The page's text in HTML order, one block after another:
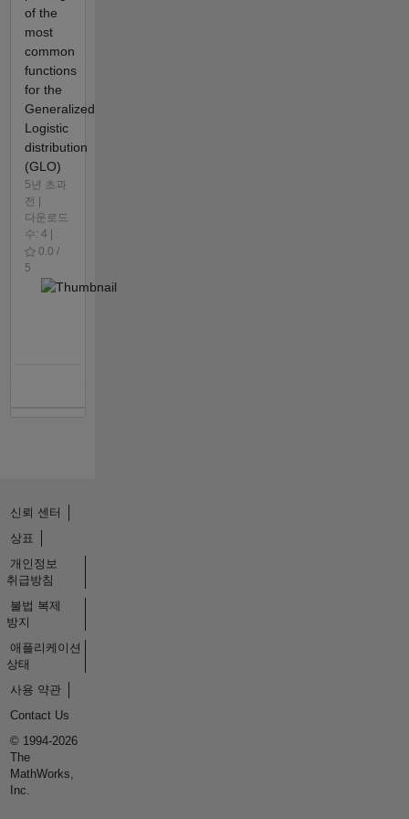
of the
most
common
functions
for the
Generalized
Logistic
distribution
(GLO)
5년 초과
전 |
다운로드
수: 4 |
0.0 /
5
신뢰 센터
상표
개인정보
취급방침
불법 복제
방지
애플리케이션
상태
사용 약관
Contact Us
© 1994-2026
The
MathWorks,
Inc.